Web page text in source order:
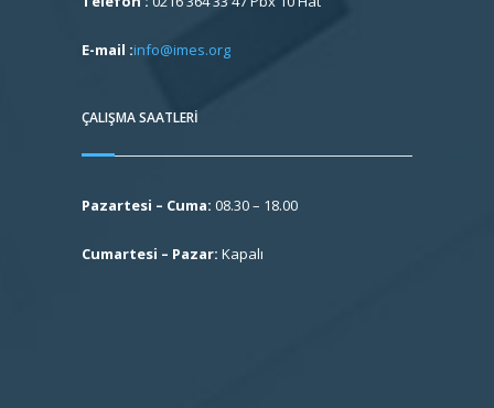
E-mail :info@imes.org
ÇALIŞMA SAATLERI
Pazartesi – Cuma: 08.30 – 18.00
Cumartesi – Pazar: Kapalı